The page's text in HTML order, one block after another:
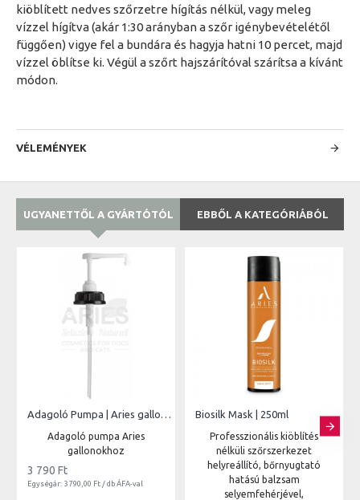
kiöblített nedves szőrzetre hígítás nélkül, vagy meleg
vízzel hígítva (akár 1:30 arányban a szőr igénybevételétől
függően) vigye fel a bundára és hagyja hatni 10 percet, majd
vízzel öblítse ki. Végül a szőrt hajszárítóval szárítsa a kívánt
módon.
VÉLEMÉNYEK
UGYANETTŐL A GYÁRTÓTÓL EBBŐL A KATEGÓRIÁBÓL
Adagoló Pumpa | Aries gallonokhoz
Adagoló pumpa Aries
gallonokhoz
3 790 Ft
Egységár: 3 790,00 Ft / db ÁFA-val
Biosilk Mask | 250ml
Professzionális kiöblítés
nélküli szőrszerkezet
helyreállító, bőrnyugtató
hatású balzsam
selyemfehérjével,